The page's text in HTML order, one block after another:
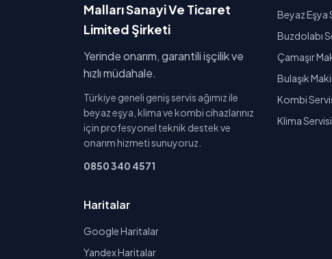
Malları Sanayi Ve Ticaret
Limited Şirketi
Yerinde onarım, garantili işçilik ve
hızlı müdahale.
Türkiye geneli geniş servis ağımız ile
beyaz eşya, klima ve kombi cihazlarınız
için profesyonel teknik destek ve
onarım hizmeti sunuyoruz.
0850 340 4571
Beyaz Eşya
Buzdolabı
Çamaşır
Bulaşık
Kombi
Klima Servisi
Haritalar
Google Haritalar
Yandex Haritalar